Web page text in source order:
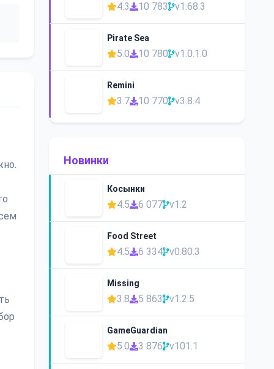
4.3 10 783 v1.68.3
Pirate Sea
5.0 10 780 v1.0.1.0
Remini
3.7 10 770 v3.8.4
Новинки
Косынки
4.5 6 077 v1.2
Food Street
4.5 6 334 v0.80.3
Missing
3.8 5 863 v1.2.5
GameGuardian
5.0 3 876 v101.1